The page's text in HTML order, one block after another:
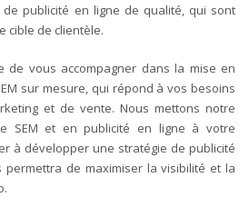
publicité en ligne de qualité, qui sont
cible de clientèle.
de vous accompagner dans la mise en
sur mesure, qui répond à vos besoins
et de vente. Nous mettons notre
SEM et en publicité en ligne à votre
à développer une stratégie de publicité
permettra de maximiser la visibilité et la